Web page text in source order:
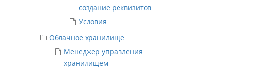
создание реквизитов
Условия
Облачное хранилище
Менеджер управления
хранилищем